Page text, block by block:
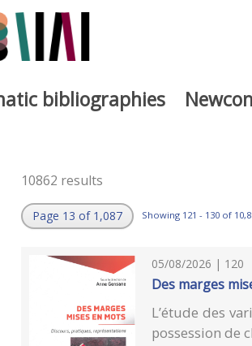
bibliographies
10862 results
Page 13 of 1,087 Showing 121 - 130 of
05/08/2026 | 120
Des marges
L’étude des
possession de